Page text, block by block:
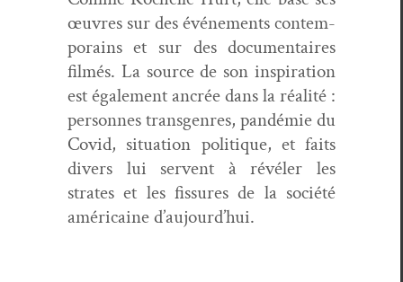
œuvres sur des événe­ments con­tem­
po­rains et sur des doc­u­men­taires
filmés. La source de son inspi­ra­tion
est égale­ment ancrée dans la réal­ité :
per­son­nes trans­gen­res, pandémie du
Covid, sit­u­a­tion poli­tique, et faits
divers lui ser­vent à révéler les
strates et les fis­sures de la société
améri­caine d’aujourd’hui.